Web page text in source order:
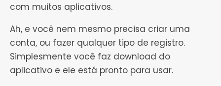
com muitos aplicativos.
Ah, e você nem mesmo precisa criar uma
conta, ou fazer qualquer tipo de registro.
Simplesmente você faz download do
aplicativo e ele está pronto para usar.